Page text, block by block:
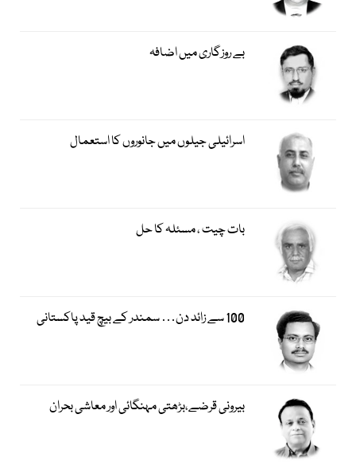
بے روزگاری میں اضافہ
اسرائیلی جیلوں میں جانوروں کا استعمال
بات چیت ، مسئلہ کا حل
100 سے زائد دن… سمندر کے بیچ قید پاکستانی
بیرونی قرضے،بڑھتی مہنگائی اور معاشی بحران